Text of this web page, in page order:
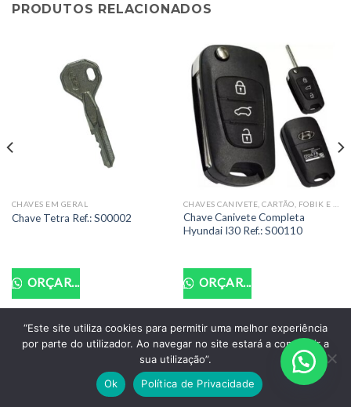
PRODUTOS RELACIONADOS
CHAVES EM GERAL
Chave Tetra Ref.: S00002
ORÇAR...
Chave Canivete Completa
Hyundai I30 Ref.: S00110
ORÇAR...
POLITICA DE PRIVACIDADE TERMOS DE USO
Copyright 2026 ©
Santo Auto Vidros e Chaveiro - CNPJ:
18.011.218/0001-07
“Este site utiliza cookies para permitir uma melhor experiência
por parte do utilizador. Ao navegar no site estará a consentir a
sua utilização”.
Ok
Política de Privacidade